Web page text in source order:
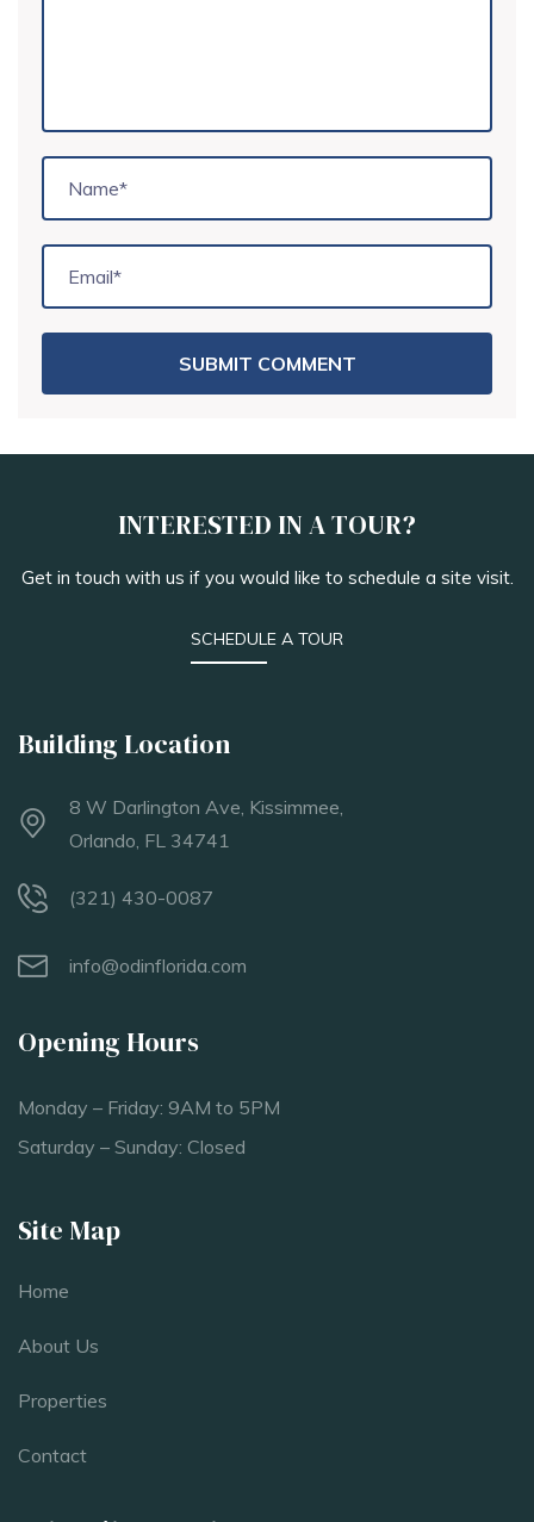
INTERESTED IN A TOUR?
Get in touch with us if you would like to schedule a site visit.
SCHEDULE A TOUR
Building Location
8 W Darlington Ave, Kissimmee,
Orlando, FL 34741
(321) 430-0087
info@odinflorida.com
Opening Hours
Monday – Friday: 9AM to 5PM
Saturday – Sunday: Closed
Site Map
Home
About Us
Properties
Contact